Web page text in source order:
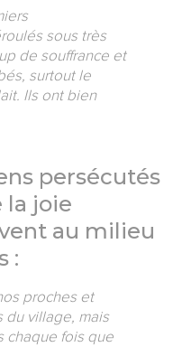
sous très
de souffrance et
surtout le
Ils ont bien
persécutés
la joie
au milieu
:
proches et
du village, mais
chaque fois que